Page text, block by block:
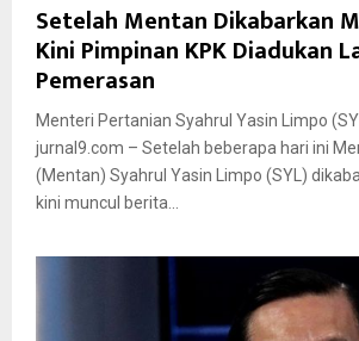
Setelah Mentan Dikabarkan
Kini Pimpinan KPK Diadukan
Pemerasan
Menteri Pertanian Syahrul Yasin Limpo
jurnal9.com – Setelah beberapa hari ini
(Mentan) Syahrul Yasin Limpo (SYL)
kini muncul berita...